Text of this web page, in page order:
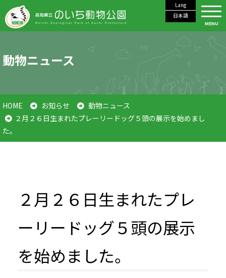
Lang
日本語
MENU
動物ニュース
HOME お知らせ
動物ニュース
２月２６日生まれたプレーリードッグ５頭の展示を始めまし
た。
２月２６日生まれたプレ
ーリードッグ５頭の展示
を始めました。